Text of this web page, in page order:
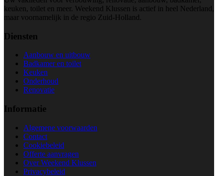
keuken, toilet en meer. Weekend Klussen is actief in heel Nederland,
maar voornamelijk in de regio Zuid-Holland.
Diensten
Aanbouw en uitbouw
Badkamer en toilet
Keuken
Onderhoud
Renovatie
Informatie
Algemene voorwaarden
Contact
Cookiebeleid
Offerte aanvragen
Over Weekend Klussen
Privacybeleid